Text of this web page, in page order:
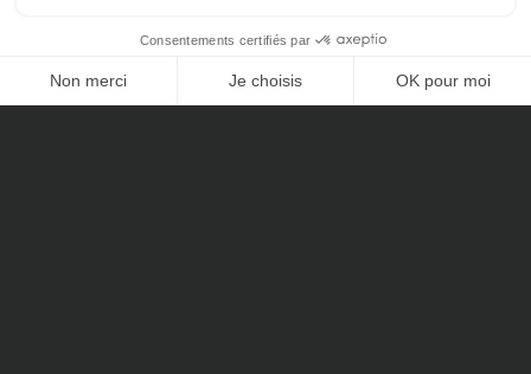
CONTACTEZ-NOUS
Nos offres d’emploi